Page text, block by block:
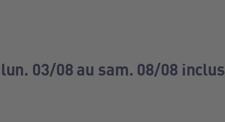
03/08 au sam. 08/08 inclus